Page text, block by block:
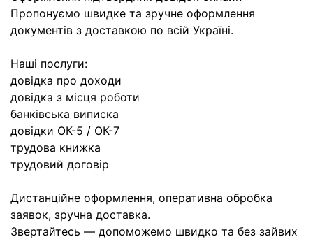
Пропонуємо швидке та зручне оформлення
документів з доставкою по всій Україні.
Наші послуги:
довідка про доходи
довідка з місця роботи
банківська виписка
довідки ОК-5 / ОК-7
трудова книжка
трудовий договір
Дистанційне оформлення, оперативна обробка
заявок, зручна доставка.
Звертайтесь — допоможемо швидко та без зайвих